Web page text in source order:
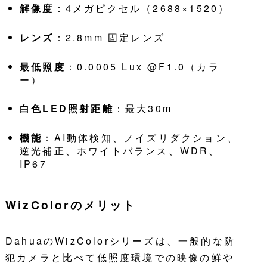
解像度 ：4メガピクセル（2688×1520）
レンズ ：2.8mm 固定レンズ
最低照度 ：0.0005 Lux @F1.0（カラ
ー）
白色LED照射距離 ：最大30m
機能 ：AI動体検知、ノイズリダクション、
逆光補正、ホワイトバランス、WDR、
IP67
WizColorのメリット
DahuaのWizColorシリーズは、一般的な防
犯カメラと比べて低照度環境での映像の鮮や